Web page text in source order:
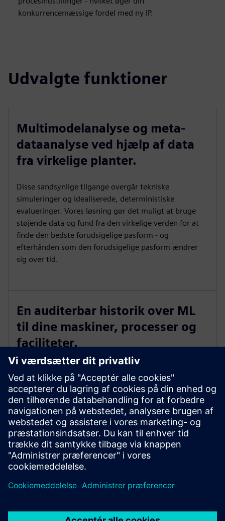
konkurrencemæssige fordel med ny IP.
Udvalgte funktioner
Multimodelanalyse og meta-
dataanalyse ved hjælp af data
fra virkelige planter.
Disse sandsynlige tilgange overgår tekniske
simuleringer og idealiserede, deterministiske
evalueringer. Vores løsning gør det muligt at bruge
støjende data og fund fra den virkelige verden for at
finde den bedste forudsigelige pasform - og
efterhånden som den forudsigelige pasform ændrer
sig over tid.
En auditerbar historik over ML
til dine maskiner, processer og
faciliteter.
Da fysisk udstyr og proces betinget ændrer sig eller
driver over tid, har du brug for en kontinuerlig og
tilføjelig tilgang til konstant at optimere. Historien
om, hvordan det sker, er vigtig viden for dit
operationelle team og er et nyt datasæt, der kan give
værdifuld indsigt til din virksomhed.